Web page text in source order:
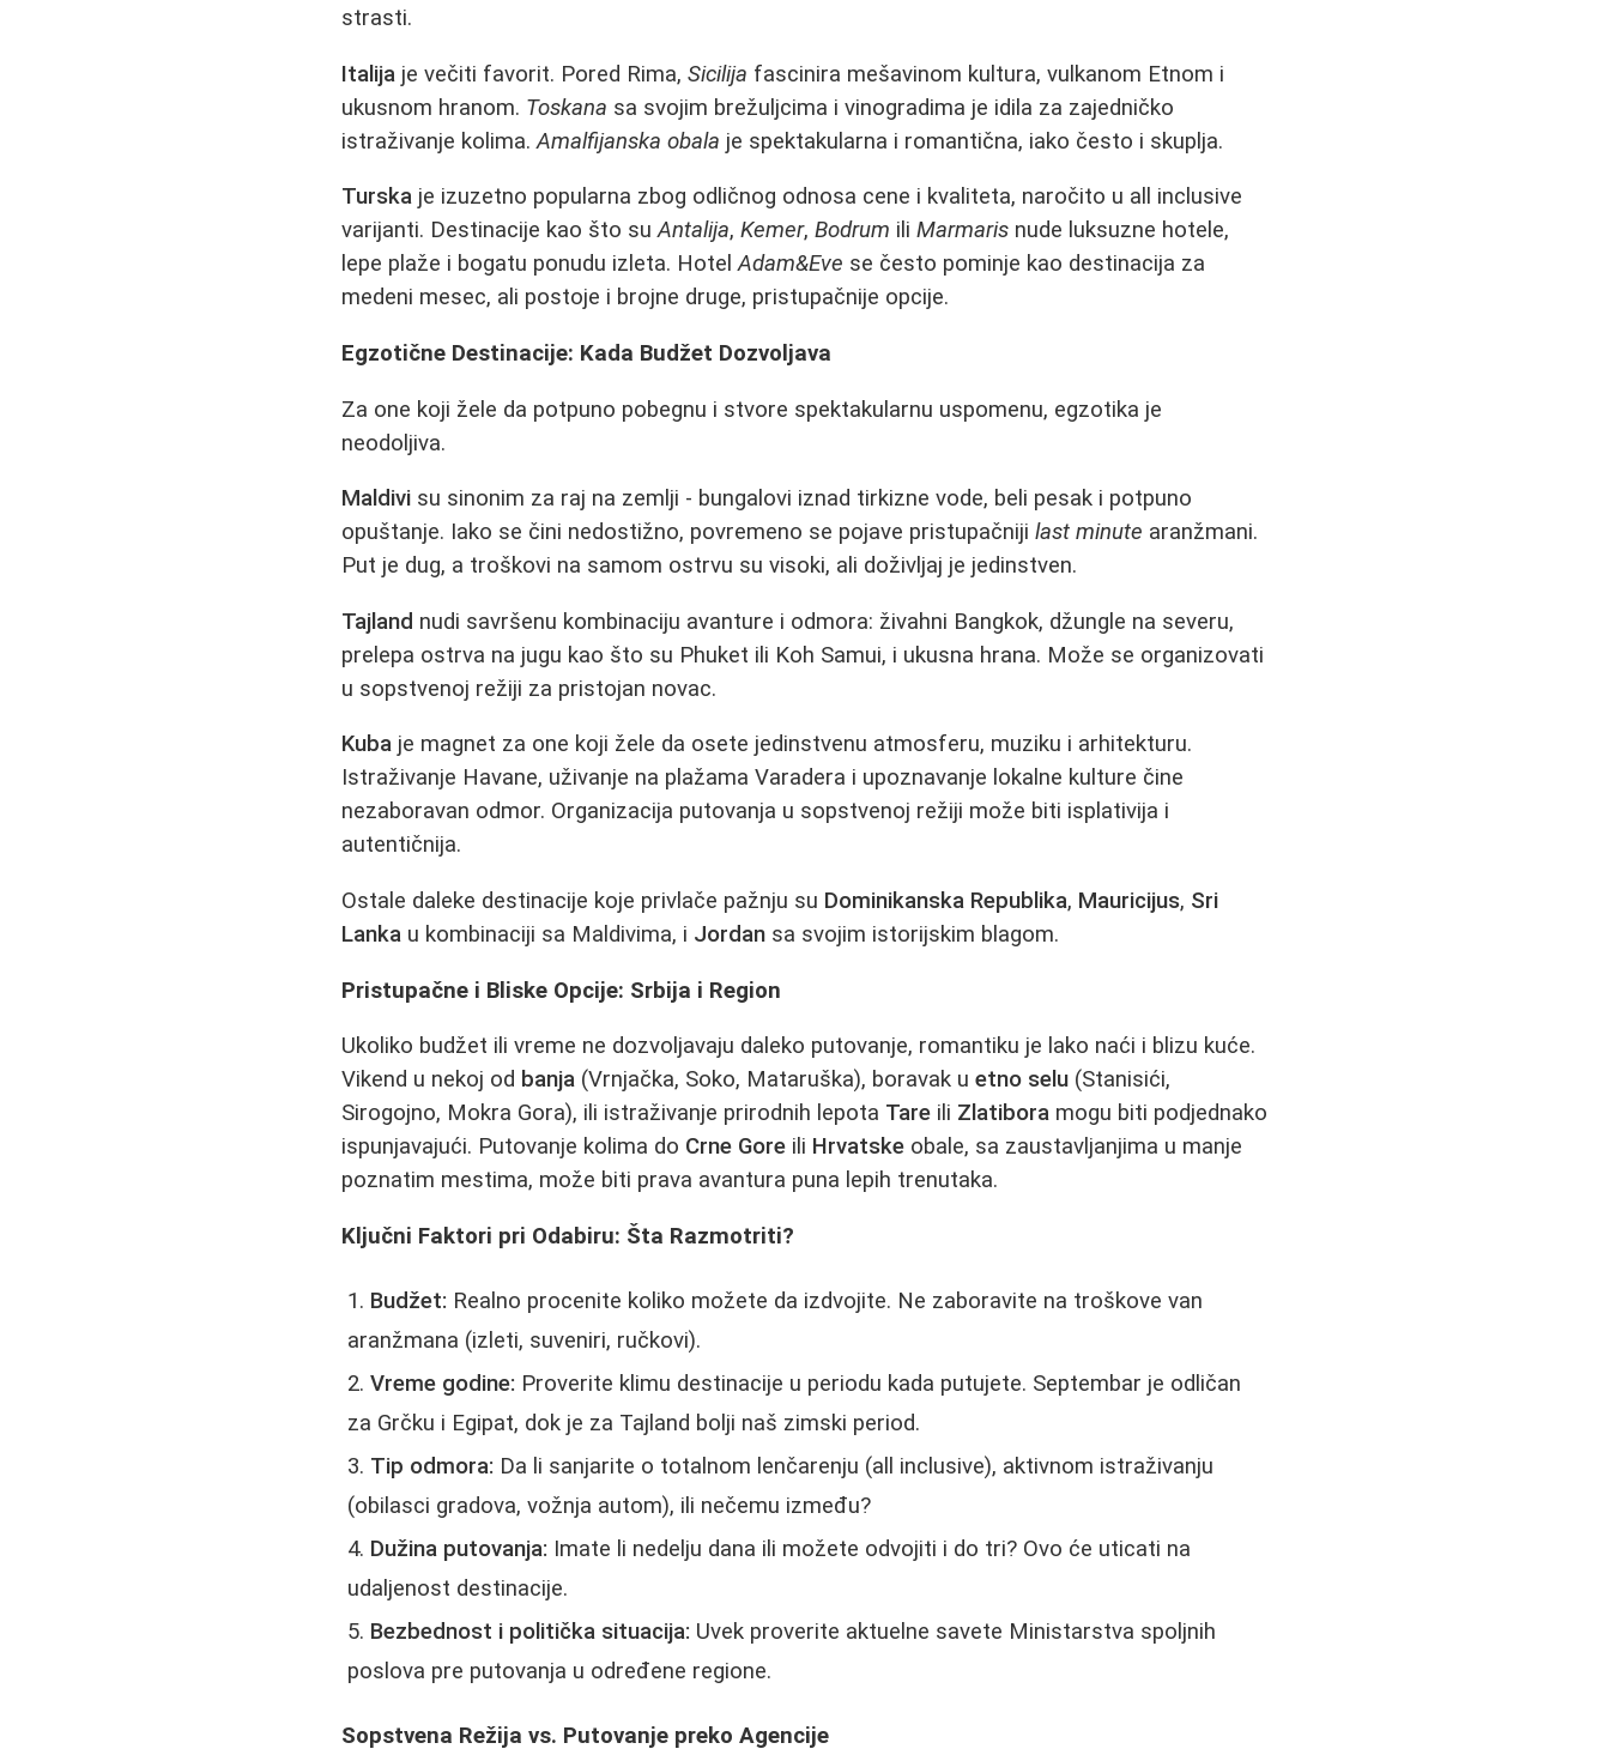
strasti.
Italija je večiti favorit. Pored Rima,Sicilija fascinira mešavinom kultura, vulkanom Etnom i
ukusnom hranom. Toskana sa svojim brežuljcima i vinogradima je idila za zajedničko
istraživanje kolima.Amalfijanska obala je spektakularna i romantična, iako često i skuplja.
Turska je izuzetno popularna zbog odličnog odnosa cene i kvaliteta, naročito u all inclusive
varijanti. Destinacije kao što suAntalija,Kemer,Bodrum iliMarmaris nude luksuzne hotele,
lepe plaže i bogatu ponudu izleta. HotelAdam&Eve se često pominje kao destinacija za
medeni mesec, ali postoje i brojne druge, pristupačnije opcije.
Egzotične Destinacije: Kada Budžet Dozvoljava
Za one koji žele da potpuno pobegnu i stvore spektakularnu uspomenu, egzotika je
neodoljiva.
Maldivi su sinonim za raj na zemlji - bungalovi iznad tirkizne vode, beli pesak i potpuno
opuštanje. Iako se čini nedostižno, povremeno se pojave pristupačnijilast minute aranžmani.
Put je dug, a troškovi na samom ostrvu su visoki, ali doživljaj je jedinstven.
Tajland nudi savršenu kombinaciju avanture i odmora: živahni Bangkok, džungle na severu,
prelepa ostrva na jugu kao što su Phuket ili Koh Samui, i ukusna hrana. Može se organizovati
u sopstvenoj režiji za pristojan novac.
Kuba je magnet za one koji žele da osete jedinstvenu atmosferu, muziku i arhitekturu.
Istraživanje Havane, uživanje na plažama Varadera i upoznavanje lokalne kulture čine
nezaboravan odmor. Organizacija putovanja u sopstvenoj režiji može biti isplativija i
autentičnija.
Ostale daleke destinacije koje privlače pažnju su Dominikanska Republika, Mauricijus, Sri
Lanka u kombinaciji sa Maldivima, i Jordan sa svojim istorijskim blagom.
Pristupačne i Bliske Opcije: Srbija i Region
Ukoliko budžet ili vreme ne dozvoljavaju daleko putovanje, romantiku je lako naći i blizu kuće.
Vikend u nekoj od banja (Vrnjačka, Soko, Mataruška), boravak uetno selu (Stanisići,
Sirogojno, Mokra Gora), ili istraživanje prirodnih lepota Tare ili Zlatibora mogu biti podjednako
ispunjavajući. Putovanje kolima do Crne Gore ili Hrvatske obale, sa zaustavljanjima u manje
poznatim mestima, može biti prava avantura puna lepih trenutaka.
Ključni Faktori pri Odabiru: Šta Razmotriti?
Budžet: Realno procenite koliko možete da izdvojite. Ne zaboravite na troškove van
aranžmana (izleti, suveniri, ručkovi).
Vreme godine: Proverite klimu destinacije u periodu kada putujete. Septembar je odličan
za Grčku i Egipat, dok je za Tajland bolji naš zimski period.
Tip odmora: Da li sanjarite o totalnom lenčarenju (all inclusive), aktivnom istraživanju
(obilasci gradova, vožnja autom), ili nečemu između?
Dužina putovanja: Imate li nedelju dana ili možete odvojiti i do tri? Ovo će uticati na
udaljenost destinacije.
Bezbednost i politička situacija: Uvek proverite aktuelne savete Ministarstva spoljnih
poslova pre putovanja u određene regione.
Sopstvena Režija vs. Putovanje preko Agencije